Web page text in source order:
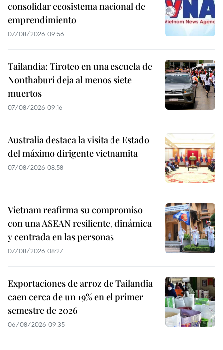
consolidar ecosistema nacional de
emprendimiento
07/08/2026 09:56
Tailandia: Tiroteo en una escuela de
Nonthaburi deja al menos siete
muertos
07/08/2026 09:16
Australia destaca la visita de Estado
del máximo dirigente vietnamita
07/08/2026 08:58
Vietnam reafirma su compromiso
con una ASEAN resiliente, dinámica
y centrada en las personas
07/08/2026 08:27
Exportaciones de arroz de Tailandia
caen cerca de un 19% en el primer
semestre de 2026
06/08/2026 09:35